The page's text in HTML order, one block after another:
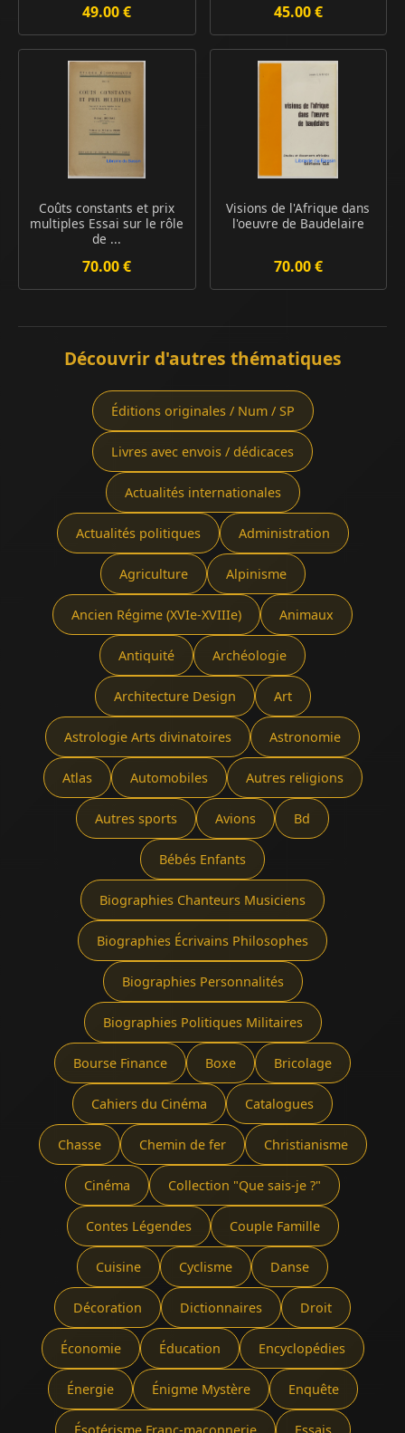
49.00 € 45.00 €
Coûts constants et prix
multiples Essai sur le rôle
de ...
70.00 €
Visions de l'Afrique dans
l'oeuvre de Baudelaire
70.00 €
Découvrir d'autres thématiques
Éditions originales / Num / SP
Livres avec envois / dédicaces
Actualités internationales
Actualités politiques Administration
Agriculture Alpinisme
Ancien Régime (XVIe-XVIIIe) Animaux
Antiquité Archéologie
Architecture Design Art
Astrologie Arts divinatoires Astronomie
Atlas Automobiles Autres religions
Autres sports Avions Bd
Bébés Enfants
Biographies Chanteurs Musiciens
Biographies Écrivains Philosophes
Biographies Personnalités
Biographies Politiques Militaires
Bourse Finance Boxe Bricolage
Cahiers du Cinéma Catalogues
Chasse Chemin de fer Christianisme
Cinéma Collection "Que sais-je ?"
Contes Légendes Couple Famille
Cuisine Cyclisme Danse
Décoration Dictionnaires Droit
Économie Éducation Encyclopédies
Énergie Énigme Mystère Enquête